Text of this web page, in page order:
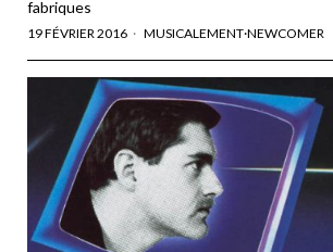
fabriques
19 FÉVRIER 2016 MUSICALEMENT·NEWCOMER